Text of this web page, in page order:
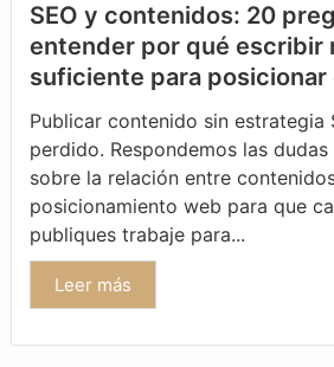
SEO y contenidos: 20
entender por qué escribir
suficiente para posicionar
Publicar contenido sin estrategia
perdido. Respondemos las
sobre la relación entre
posicionamiento web para que
publiques trabaje para...
Leer más